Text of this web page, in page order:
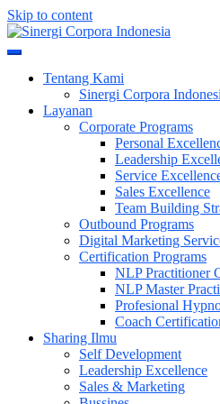
Skip to content
Sinergi Corpora
Tentang Kami
Sinergi Corpora
Layanan
Corporate Programs
Personal
Leadership
Service
Sales Excellence
Team Building
Outbound Programs
Digital Marketing
Certification Programs
NLP Practitioner
NLP Master
Profesional
Coach
Sharing Ilmu
Self Development
Leadership Excellence
Sales & Marketing